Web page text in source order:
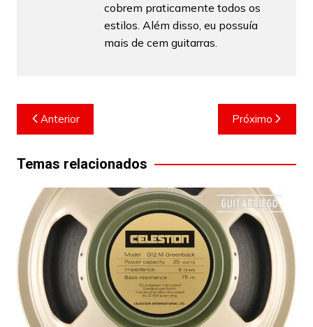
cobrem praticamente todos os
estilos. Além disso, eu possuía
mais de cem guitarras.
Navegação
de
Post
Anterior Próximo
Temas relacionados